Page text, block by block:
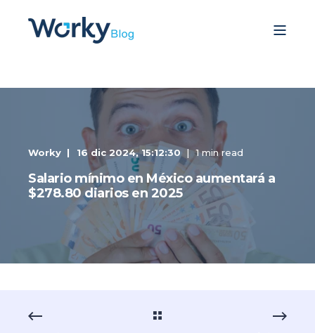
Worky 16 dic 2024, 15:12:30 1 min read
Salario mínimo en México aumentará a
$278.80 diarios en 2025